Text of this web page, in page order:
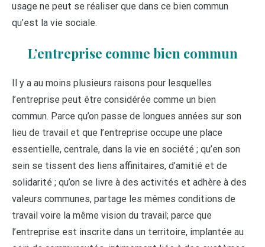
usage ne peut se réaliser que dans ce bien commun
qu’est la vie sociale.
L’entreprise comme bien commun
Il y a au moins plusieurs raisons pour lesquelles
l’entreprise peut être considérée comme un bien
commun. Parce qu’on passe de longues années sur son
lieu de travail et que l’entreprise occupe une place
essentielle, centrale, dans la vie en société ; qu’en son
sein se tissent des liens affinitaires, d’amitié et de
solidarité ; qu’on se livre à des activités et adhère à des
valeurs communes, partage les mêmes conditions de
travail voire la même vision du travail; parce que
l’entreprise est inscrite dans un territoire, implantée au